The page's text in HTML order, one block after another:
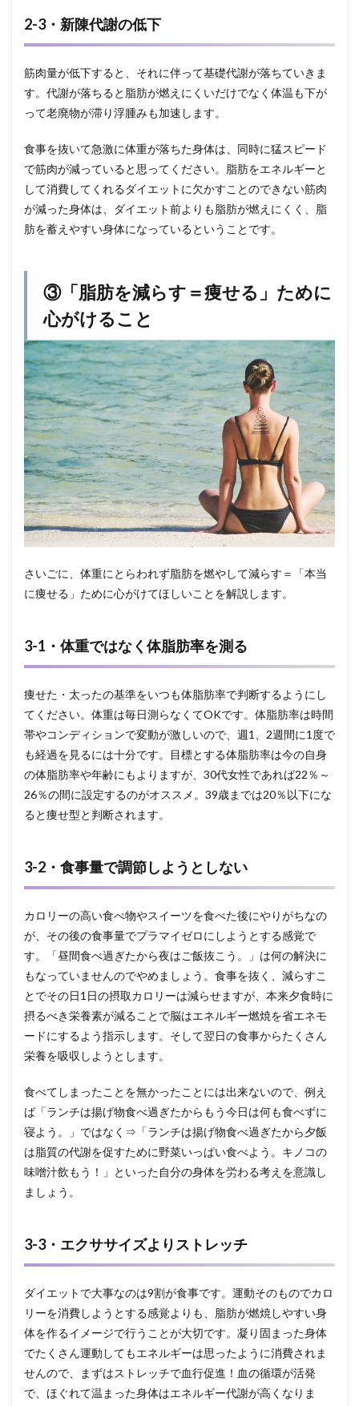
2-3・新陳代謝の低下
筋肉量が低下すると、それに伴って基礎代謝が落ちていきま
す。代謝が落ちると脂肪が燃えにくいだけでなく体温も下が
って老廃物が滞り浮腫みも加速します。
食事を抜いて急激に体重が落ちた身体は、同時に猛スピード
で筋肉が減っていると思ってください。脂肪をエネルギーと
して消費してくれるダイエットに欠かすことのできない筋肉
が減った身体は、ダイエット前よりも脂肪が燃えにくく、脂
肪を蓄えやすい身体になっているということです。
③「脂肪を減らす＝痩せる」ために
心がけること
さいごに、体重にとらわれず脂肪を燃やして減らす＝「本当
に痩せる」ために心がけてほしいことを解説します。
3-1・体重ではなく体脂肪率を測る
痩せた・太ったの基準をいつも体脂肪率で判断するようにし
てください。体重は毎日測らなくてOKです。体脂肪率は時間
帯やコンディションで変動が激しいので、週1、2週間に1度で
も経過を見るには十分です。目標とする体脂肪率は今の自身
の体脂肪率や年齢にもよりますが、30代女性であれば22％～
26％の間に設定するのがオススメ。39歳までは20％以下にな
ると痩せ型と判断されます。
3-2・食事量で調節しようとしない
カロリーの高い食べ物やスイーツを食べた後にやりがちなの
が、その後の食事量でプラマイゼロにしようとする感覚で
す。「昼間食べ過ぎたから夜はご飯抜こう。」は何の解決に
もなっていませんのでやめましょう。食事を抜く、減らすこ
とでその日1日の摂取カロリーは減らせますが、本来夕食時に
摂るべき栄養素が減ることで脳はエネルギー燃焼を省エネモ
ードにするよう指示します。そして翌日の食事からたくさん
栄養を吸収しようとします。
食べてしまったことを無かったことには出来ないので、例え
ば「ランチは揚げ物食べ過ぎたからもう今日は何も食べずに
寝よう。」ではなく⇒「ランチは揚げ物食べ過ぎたから夕飯
は脂質の代謝を促すために野菜いっぱい食べよう。キノコの
味噌汁飲もう！」といった自分の身体を労わる考えを意識し
ましょう。
3-3・エクササイズよりストレッチ
ダイエットで大事なのは9割が食事です。運動そのものでカロ
リーを消費しようとする感覚よりも、脂肪が燃焼しやすい身
体を作るイメージで行うことが大切です。凝り固まった身体
でたくさん運動してもエネルギーは思ったように消費されま
せんので、まずはストレッチで血行促進！血の循環が活発
で、ほぐれて温まった身体はエネルギー代謝が高くなりま